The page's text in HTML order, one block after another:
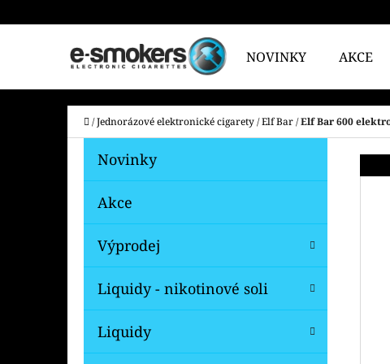
NOVINKY AKCE
Domů
/Jednorázové elektronické cigarety/Elf Bar/Elf Bar 600
O
N
Přeskočit
kategorie
K
T
G
R
E
Novinky
Akce
Výprodej
Liquidy - nikotinové soli
Liquidy
Í
do
obchodu
do
obchodu
CO